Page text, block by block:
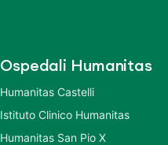
Ospedali Humanitas
Humanitas Castelli
Istituto Clinico Humanitas
Humanitas San Pio X